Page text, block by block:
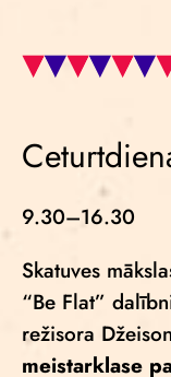
9.30–16.30
Skatuves
“Be Flat”
režisora
meistarklase